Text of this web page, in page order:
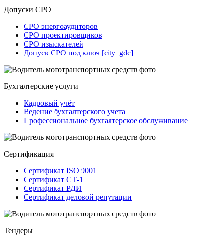
Допуски СРО
СРО энергоаудиторов
СРО проектировщиков
СРО изыскателей
Допуск СРО под ключ [city_gde]
Бухгалтерские услуги
Кадровый учёт
Ведение бухгалтерского учета
Профессиональное бухгалтерское обслуживание
Сертификация
Сертификат ISO 9001
Сертификат СТ-1
Сертификат РДИ
Сертификат деловой репутации
Тендеры